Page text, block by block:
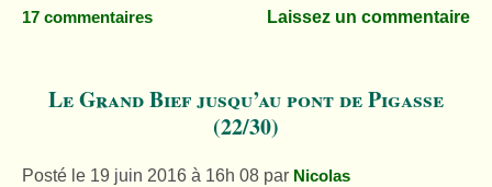
17 commentaires Laissez un commentaire
Le Grand Bief jusqu’au pont de Pigasse
(22/30)
Posté le 19 juin 2016 à 16h 08 par Nicolas